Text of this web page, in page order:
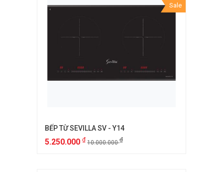
Sale
BẾP TỪ SEVILLA SV - Y14
5.250.000 ₫ 10.000.000₫